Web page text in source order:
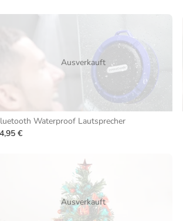
Ausverkauft
Waterproof Lautsprecher
€
Ausverkauft